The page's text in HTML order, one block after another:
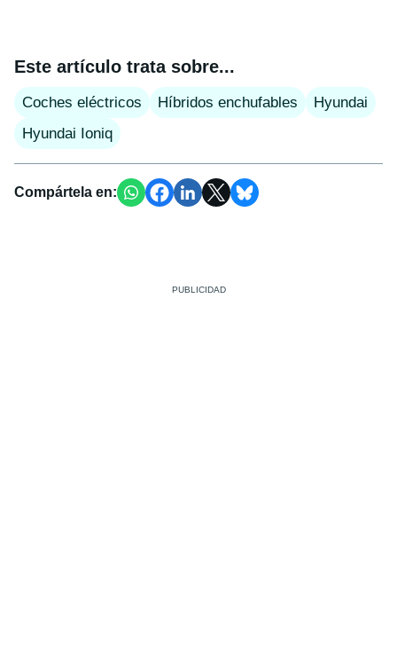
Este artículo trata sobre...
Coches eléctricos Híbridos enchufables
Hyundai
Hyundai Ioniq
Compártela en: